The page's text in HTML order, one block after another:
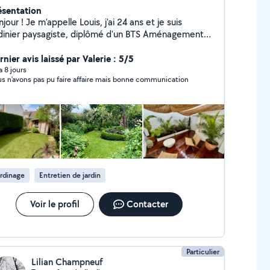
! Je m'appelle Louis, j'ai 24 ans et je suis
paysagiste, diplômé d'un BTS Aménagement
mon savoir-faire à votre service pour tous vos
d'aménagement extérieur. Que ce soit pour la
de jardins, l'entretien de vos espaces verts ou
pour concrétiser vos envies. N'hésitez
à me contacter pour échanger sur votre projet !
avis laissé par Valerie : 5/5
8 jours
n’avons pas pu faire affaire mais bonne communication
Entretien de jardin
Voir le profil Contacter
Particulier
Lilian Champneuf